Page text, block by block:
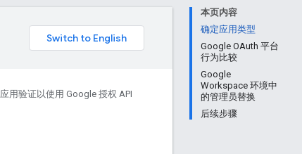
本页内容
确定应用类型
Google OAuth 平台
行为比较
Google
Workspace 环境中
的管理员替换
后续步骤
应用验证以使用 Google 授权 API